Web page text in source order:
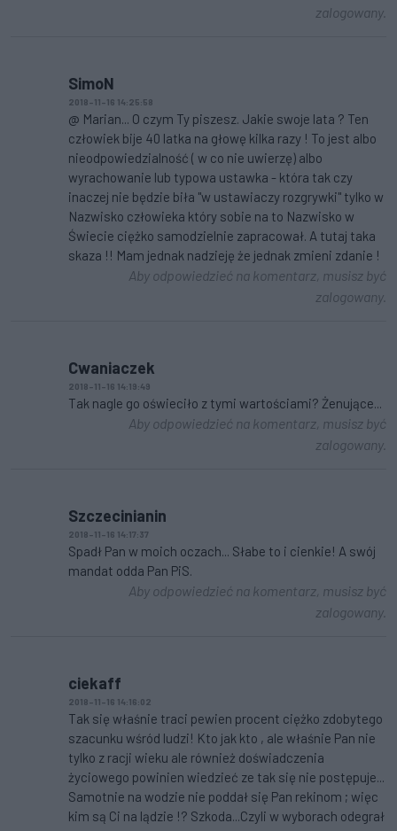
zalogowany.
SimoN
2018-11-16 14:25:58
@ Marian... O czym Ty piszesz. Jakie swoje lata ? Ten
człowiek bije 40 latka na głowę kilka razy ! To jest albo
nieodpowiedzialność ( w co nie uwierzę) albo
wyrachowanie lub typowa ustawka - która tak czy
inaczej nie będzie biła "w ustawiaczy rozgrywki" tylko w
Nazwisko człowieka który sobie na to Nazwisko w
Świecie ciężko samodzielnie zapracował. A tutaj taka
skaza !! Mam jednak nadzieję że jednak zmieni zdanie !
Aby odpowiedzieć na komentarz, musisz być
zalogowany.
Cwaniaczek
2018-11-16 14:19:49
Tak nagle go oświeciło z tymi wartościami? Żenujące...
Aby odpowiedzieć na komentarz, musisz być
zalogowany.
Szczecinianin
2018-11-16 14:17:37
Spadł Pan w moich oczach... Słabe to i cienkie! A swój
mandat odda Pan PiS.
Aby odpowiedzieć na komentarz, musisz być
zalogowany.
ciekaff
2018-11-16 14:16:02
Tak się właśnie traci pewien procent ciężko zdobytego
szacunku wśród ludzi! Kto jak kto , ale właśnie Pan nie
tylko z racji wieku ale również doświadczenia
życiowego powinien wiedzieć ze tak się nie postępuje...
Samotnie na wodzie nie poddał się Pan rekinom ; więc
kim są Ci na lądzie !? Szkoda...Czyli w wyborach odegrał